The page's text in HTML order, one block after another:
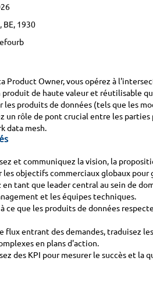
BE, 1930
Product Owner, vous opérez à
produit de haute valeur et réutilisable
les produits de données (tels que les
un rôle de pont crucial entre les
data mesh.
et communiquez la vision, la
les objectifs commerciaux globaux pour
en tant que leader central au sein de
et les équipes techniques.
ce que les produits de données
flux entrant des demandes, traduisez
en plans d'action.
des KPI pour mesurer le succès et